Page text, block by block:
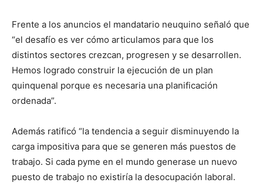
Frente a los anuncios el mandatario neuquino señaló que
“el desafío es ver cómo articulamos para que los
distintos sectores crezcan, progresen y se desarrollen.
Hemos logrado construir la ejecución de un plan
quinquenal porque es necesaria una planificación
ordenada”.
Además ratificó “la tendencia a seguir disminuyendo la
carga impositiva para que se generen más puestos de
trabajo. Si cada pyme en el mundo generase un nuevo
puesto de trabajo no existiría la desocupación laboral.